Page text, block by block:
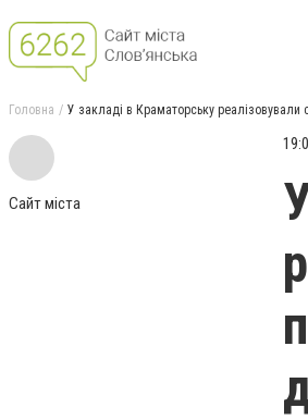
Головна У закладі в Краматорську реалізовували
Сайт міста